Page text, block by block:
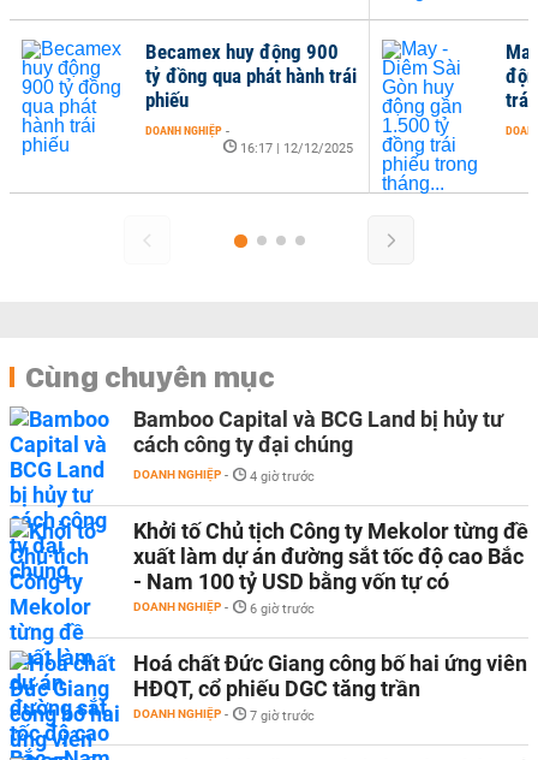
động 900
phát hành trái
16:17 | 12/12/2025
May - Diêm Sài Gòn huy
động gần 1.500 tỷ đồng
trái phiếu trong tháng...
14:18 | 28/11/2025
Cùng chuyên mục
Bamboo Capital và BCG Land bị hủy tư
cách công ty đại chúng
DOANH NGHIỆP - 4 giờ trước
Khởi tố Chủ tịch Công ty Mekolor từng đề
xuất làm dự án đường sắt tốc độ cao Bắc
- Nam 100 tỷ USD bằng vốn tự có
DOANH NGHIỆP - 6 giờ trước
Hoá chất Đức Giang công bố hai ứng viên
HĐQT, cổ phiếu DGC tăng trần
DOANH NGHIỆP - 7 giờ trước